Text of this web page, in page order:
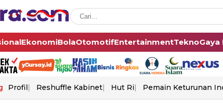
EkonomiBolaOtomotifEntertainmentTeknoGaya
Profil Reshuffle Kabinet Hut Ri Pemain Keturunan